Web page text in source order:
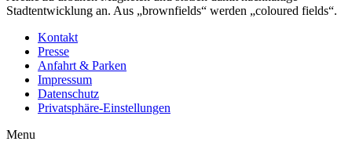
Stadtentwicklung an. Aus „brownfields“ werden „coloured fields“.
Kontakt
Presse
Anfahrt & Parken
Impressum
Datenschutz
Privatsphäre-Einstellungen
Menu